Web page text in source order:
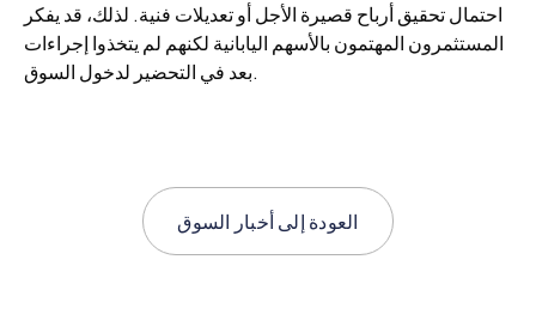
احتمال تحقيق أرباح قصيرة الأجل أو تعديلات فنية. لذلك، قد يفكر
المستثمرون المهتمون بالأسهم اليابانية لكنهم لم يتخذوا إجراءات
بعد في التحضير لدخول السوق.
العودة إلىأخبار السوق